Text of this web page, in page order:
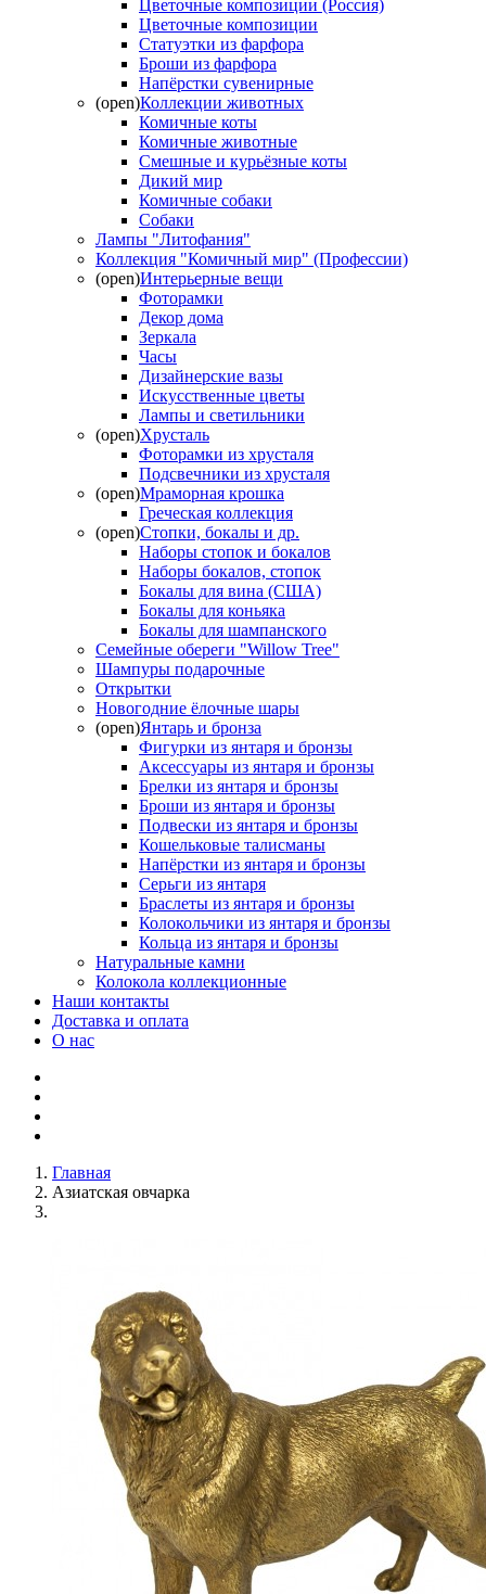
Цветочные композиции (Россия)
Цветочные композиции
Статуэтки из фарфора
Броши из фарфора
Напёрстки сувенирные
(open)Коллекции животных
Комичные коты
Комичные животные
Смешные и курьёзные коты
Дикий мир
Комичные собаки
Собаки
Лампы "Литофания"
Коллекция "Комичный мир" (Профессии)
(open)Интерьерные вещи
Фоторамки
Декор дома
Зеркала
Часы
Дизайнерские вазы
Искусственные цветы
Лампы и светильники
(open)Хрусталь
Фоторамки из хрусталя
Подсвечники из хрусталя
(open)Мраморная крошка
Греческая коллекция
(open)Стопки, бокалы и др.
Наборы стопок и бокалов
Наборы бокалов, стопок
Бокалы для вина (США)
Бокалы для коньяка
Бокалы для шампанского
Семейные обереги "Willow Tree"
Шампуры подарочные
Открытки
Новогодние ёлочные шары
(open)Янтарь и бронза
Фигурки из янтаря и бронзы
Аксессуары из янтаря и бронзы
Брелки из янтаря и бронзы
Броши из янтаря и бронзы
Подвески из янтаря и бронзы
Кошельковые талисманы
Напёрстки из янтаря и бронзы
Серьги из янтаря
Браслеты из янтаря и бронзы
Колокольчики из янтаря и бронзы
Кольца из янтаря и бронзы
Натуральные камни
Колокола коллекционные
Наши контакты
Доставка и оплата
О нас
Главная
Азиатская овчарка